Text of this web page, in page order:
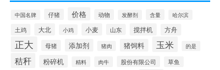
中国名牌 仔猪 价格 动物 发酵剂 含量 哈尔滨
土鸡 大北 小鸡 小麦 山东 搅拌机 方舟
正大 母猪 添加剂 猪肉 猪饲料 玉米 的是
秸秆 粉碎机 精料 肉牛 股份有限公司 草鱼